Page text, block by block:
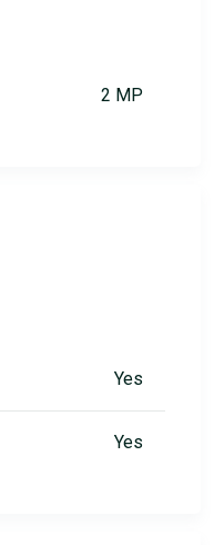
2 MP
Yes
Yes